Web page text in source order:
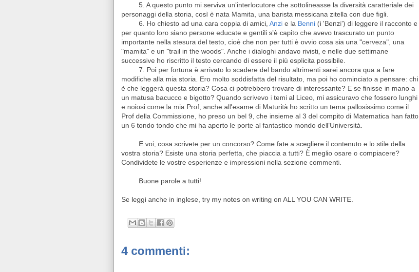
5. A questo punto mi serviva un'interlocutore che sottolineasse la diversità caratteriale dei
personaggi della storia, così è nata Mamita, una barista messicana zitella con due figli.
6. Ho chiesto ad una cara coppia di amici, Anzi e la Benni (i 'Benzi') di leggere il racconto e
per quanto loro siano persone educate e gentili s'è capito che avevo trascurato un punto
importante nella stesura del testo, cioè che non per tutti è ovvio cosa sia una "cerveza", una
"mamita" e un "trail in the woods". Anche i dialoghi andavo rivisti, e nelle due settimane
successive ho riscritto il testo cercando di essere il più esplicita possibile.
7. Poi per fortuna è arrivato lo scadere del bando altrimenti sarei ancora qua a fare
modifiche alla mia storia. Ero molto soddisfatta del risultato, ma poi ho cominciato a pensare: chi
è che leggerà questa storia? Cosa ci potrebbero trovare di interessante? E se finisse in mano a
un matusa bacucco e bigotto? Quando scrivevo i temi al Liceo, mi assicuravo che fossero lunghi
e noiosi come la mia Prof; anche all'esame di Maturità ho scritto un tema pallosissimo come il
Prof della Commissione, ho preso un bel 9, che insieme al 3 del compito di Matematica han fatto
un 6 tondo tondo che mi ha aperto le porte al fantastico mondo dell'Università.
E voi, cosa scrivete per un concorso? Come fate a scegliere il contenuto e lo stile della
vostra storia? Esiste una storia perfetta, che piaccia a tutti? È meglio osare o compiacere?
Condividete le vostre esperienze e impressioni nella sezione commenti.
Buone parole a tutti!
Se leggi anche in inglese, try my notes on writing on ALL YOU CAN WRITE.
4 commenti: